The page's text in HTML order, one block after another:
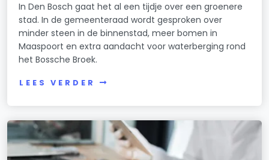
In Den Bosch gaat het al een tijdje over een groenere
stad. In de gemeenteraad wordt gesproken over
minder steen in de binnenstad, meer bomen in
Maaspoort en extra aandacht voor waterberging rond
het Bossche Broek.
LEES VERDER